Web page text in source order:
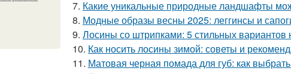
7. Какие уникальные природные ландшафты
8. Модные образы весны 2025: леггинсы и
9. Лосины со штрипками: 5 стильных вариантов
10. Как носить лосины зимой: советы и
11. Матовая черная помада для губ: как